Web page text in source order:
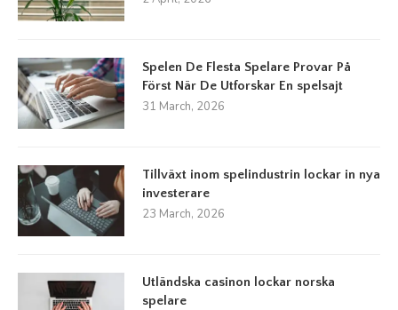
Spelen De Flesta Spelare Provar På
Först När De Utforskar En spelsajt
31 March, 2026
Tillväxt inom spelindustrin lockar in nya
investerare
23 March, 2026
Utländska casinon lockar norska
spelare